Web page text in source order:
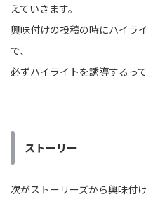
えていきます。
興味付けの投稿の時にハイラ
で、
必ずハイライトを誘導するっ
ストーリー
次がストーリーズから興味付